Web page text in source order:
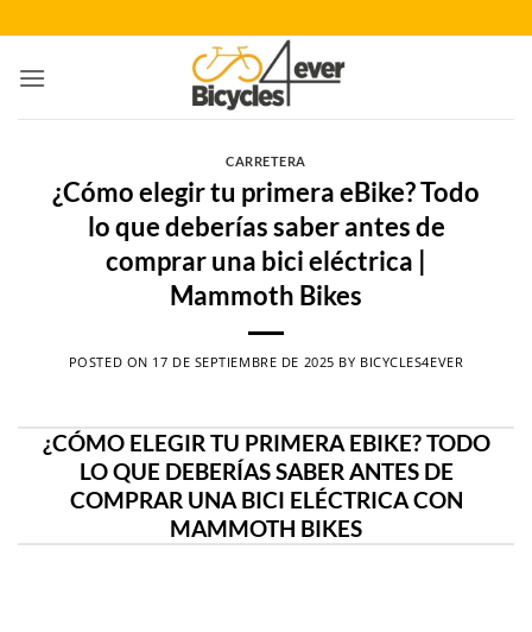
al
contenido
CARRETERA
¿Cómo elegir tu primera eBike? Todo
lo que deberías saber antes de
comprar una bici eléctrica |
Mammoth Bikes
POSTED ON 17 DE SEPTIEMBRE DE 2025 BY BICYCLES4EVER
¿CÓMO ELEGIR TU PRIMERA EBIKE? TODO
LO QUE DEBERÍAS SABER ANTES DE
COMPRAR UNA BICI ELÉCTRICA CON
MAMMOTH BIKES